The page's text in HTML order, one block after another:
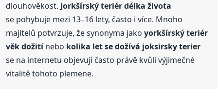
dlouhověkost. Jorkšírský teriér délka života
se pohybuje mezi 13–16 lety, často i více. Mnoho
majitelů potvrzuje, že synonyma jakoyorkšírský teriér
věk dožitínebo kolika letse dožívá joksirsky terier
se na internetu objevují často právě kvůli výjimečné
vitalitě tohoto plemene.